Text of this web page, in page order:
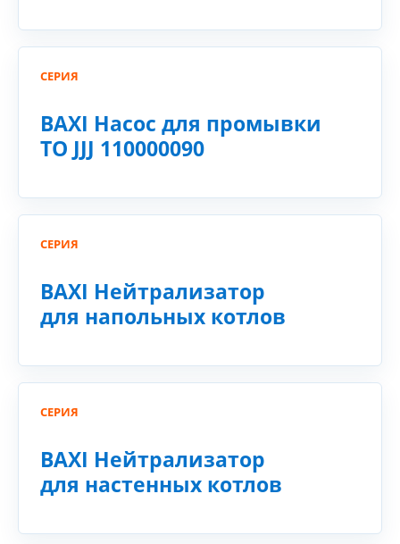
СЕРИЯ
BAXI Насос для промывки
ТО JJJ 110000090
СЕРИЯ
BAXI Нейтрализатор
для напольных котлов
СЕРИЯ
BAXI Нейтрализатор
для настенных котлов